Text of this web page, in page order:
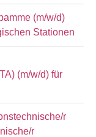
(m/w/d)
Stationen
(m/w/d) für
r
r